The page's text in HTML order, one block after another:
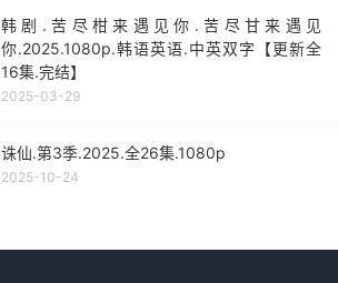
韩剧.苦尽柑来遇见你.苦尽甘来遇见
你.2025.1080p.韩语英语.中英双字【更新全
16集.完结】
2025-03-29
诛仙.第3季.2025.全26集.1080p
2025-10-24